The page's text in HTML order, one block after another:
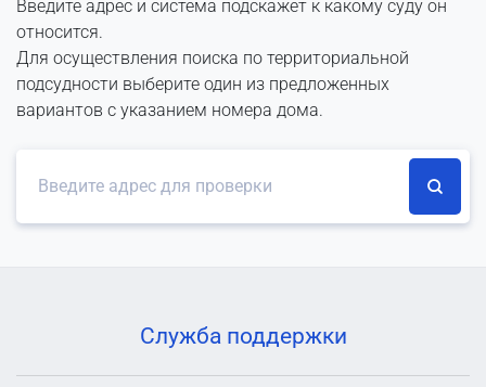
Введите адрес и система подскажет к какому суду он
относится.
Для осуществления поиска по территориальной
подсудности выберите один из предложенных
вариантов с указанием номера дома.
Служба поддержки